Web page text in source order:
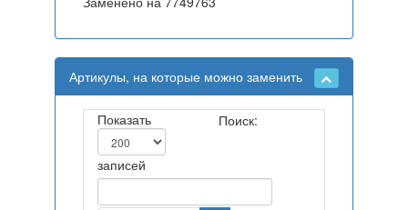
Артикулы, на которые можно заменить
Показать
записей
Поиск: